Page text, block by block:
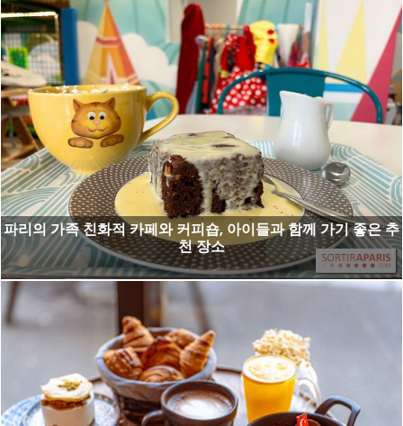
파리의 가족 친화적 카페와 커피숍, 아이들과 함께 가기 좋은 추
천 장소